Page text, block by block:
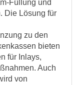
Füllung und
Die Lösung für
zu den
bieten
für Inlays,
Auch
von